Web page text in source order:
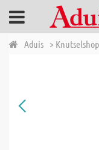
Aduis > Knutselshop